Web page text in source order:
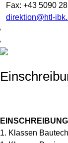
Fax: +43 5090
direktion@htl-
EINSCHREIBUNG
1. Klassen